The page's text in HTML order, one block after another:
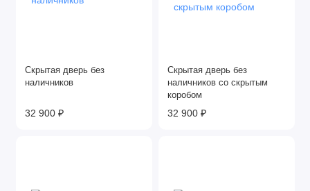
Скрытая дверь без
наличников
32 900 ₽
Скрытая дверь без
наличников со скрытым
коробом
32 900 ₽